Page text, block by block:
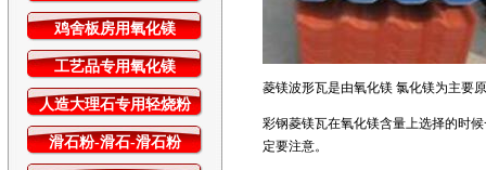
鸡舍板房用氧化镁
工艺品专用氧化镁
人造大理石专用轻烧粉
滑石粉-滑石-滑石粉
菱镁波形瓦是由氧化镁 氯化镁为主要
彩钢菱镁瓦在氧化镁含量上选择的时
定要注意。